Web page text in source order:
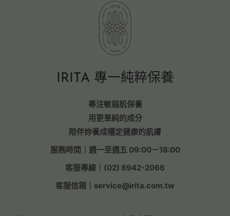
IRITA 專一純粹保養
專注敏弱肌保養
用更單純的成分
陪伴妳養成穩定健康的肌膚
服務時間｜週一至週五 09:00－18:00
客服專線｜(02) 8942-2066
客服信箱｜service@irita.com.tw